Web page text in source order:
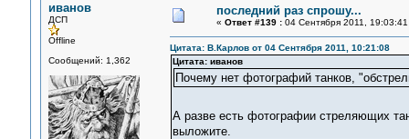
иванов
ДСП
Offline
Сообщений: 1,362
последний раз спрошу...
« Ответ #139 :04 Сентября 2011, 19:03:41
Цитата: В.Карлов от 04 Сентября 2011, 10:21:08
Цитата: иванов
Почему нет фотографий танков,
А разве есть фотографии стреляющих
выложите.